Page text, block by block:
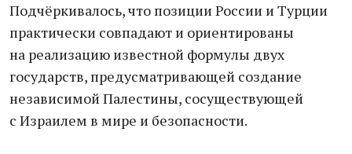
Подчёркивалось, что позиции России и Турции
практически совпадают и ориентированы
на реализацию известной формулы двух
государств, предусматривающей создание
независимой Палестины, сосуществующей
с Израилем в мире и безопасности.